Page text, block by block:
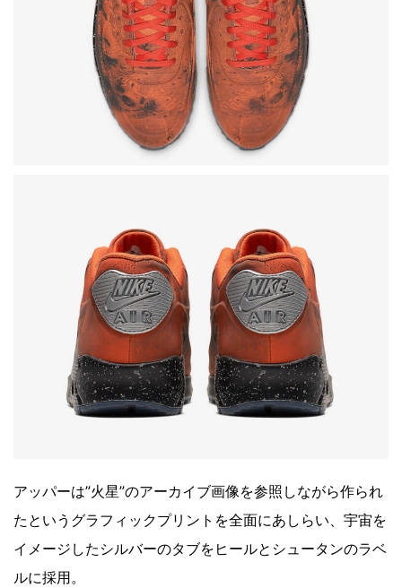
アッパーは”火星”のアーカイブ画像を参照しながら作られ
たというグラフィックプリントを全面にあしらい、宇宙を
イメージしたシルバーのタブをヒールとシュータンのラベ
ルに採用。